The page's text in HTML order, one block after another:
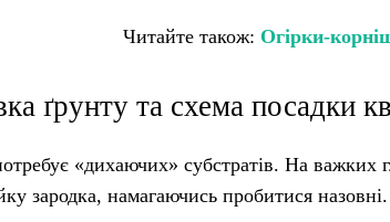
Читайте також: Огірки-
ґрунту та схема посадки
«дихаючих» субстратів. На важких
зародка, намагаючись пробитися назовні.